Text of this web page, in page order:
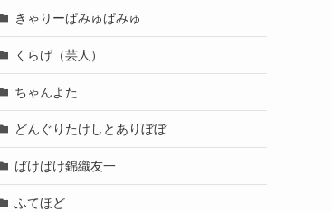
きゃりーぱみゅぱみゅ
くらげ（芸人）
ちゃんよた
どんぐりたけしとありぼぼ
ばけばけ錦織友一
ふてほど